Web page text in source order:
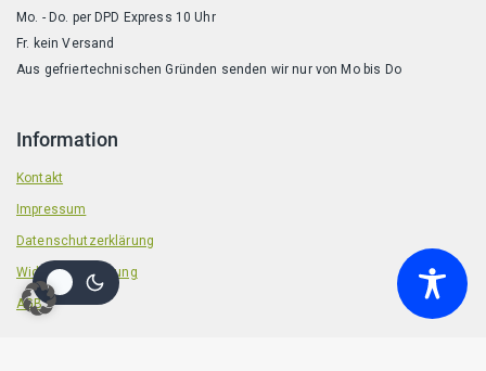
Mo. - Do. per DPD Express 10 Uhr
Fr. kein Versand
Aus gefriertechnischen Gründen senden wir nur von Mo bis Do
Information
Kontakt
Impressum
Datenschutzerklärung
Widerrufsbelehrung
AGB